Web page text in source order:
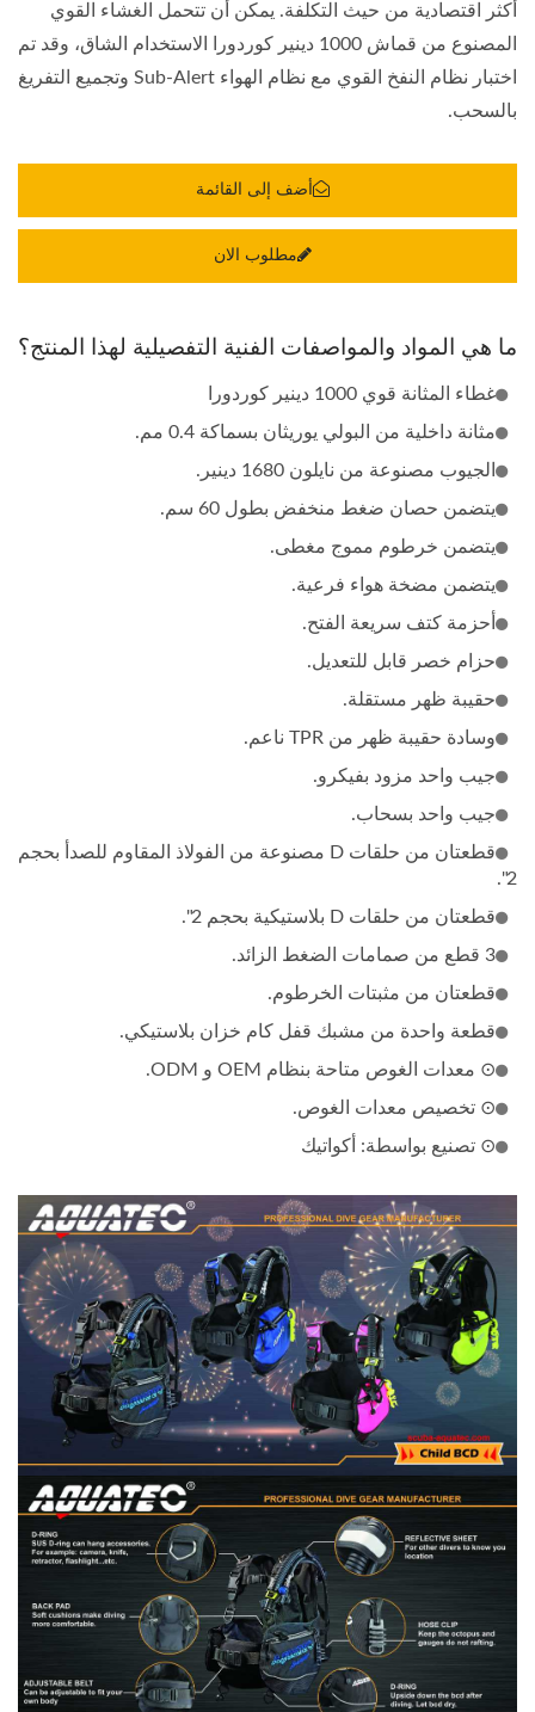
أكثر اقتصادية من حيث التكلفة. يمكن أن تتحمل الغشاء القوي
المصنوع من قماش 1000 دينير كوردورا الاستخدام الشاق، وقد تم
اختبار نظام النفخ القوي مع نظام الهواء Sub-Alert وتجميع التفريغ
بالسحب.
أضف إلى القائمة
مطلوب الان
ما هي المواد والمواصفات الفنية التفصيلية لهذا المنتج؟
غطاء المثانة قوي 1000 دينير كوردورا
مثانة داخلية من البولي يوريثان بسماكة 0.4 مم.
الجيوب مصنوعة من نايلون 1680 دينير.
يتضمن حصان ضغط منخفض بطول 60 سم.
يتضمن خرطوم مموج مغطى.
يتضمن مضخة هواء فرعية.
أحزمة كتف سريعة الفتح.
حزام خصر قابل للتعديل.
حقيبة ظهر مستقلة.
وسادة حقيبة ظهر من TPR ناعم.
جيب واحد مزود بفيكرو.
جيب واحد بسحاب.
قطعتان من حلقات D مصنوعة من الفولاذ المقاوم للصدأ بحجم
2".
قطعتان من حلقات D بلاستيكية بحجم 2".
3 قطع من صمامات الضغط الزائد.
قطعتان من مثبتات الخرطوم.
قطعة واحدة من مشبك قفل كام خزان بلاستيكي.
⊙ معدات الغوص متاحة بنظام OEM و ODM.
⊙ تخصيص معدات الغوص.
⊙ تصنيع بواسطة: أكواتيك